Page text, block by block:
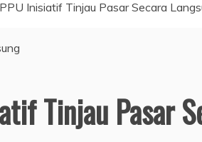
Inisiatif Tinjau Pasar Secara
Tinjau Pasar